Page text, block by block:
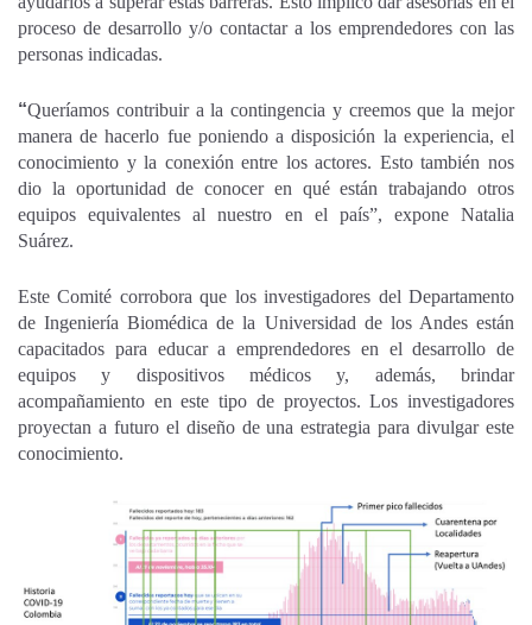
proceso de desarrollo y/o contactar a los emprendedores con las
personas indicadas.
“Queríamos contribuir a la contingencia y creemos que la mejor
manera de hacerlo fue poniendo a disposición la experiencia, el
conocimiento y la conexión entre los actores. Esto también nos
dio la oportunidad de conocer en qué están trabajando otros
equipos equivalentes al nuestro en el país”, expone Natalia
Suárez.
Este Comité corrobora que los investigadores del Departamento
de Ingeniería Biomédica de la Universidad de los Andes están
capacitados para educar a emprendedores en el desarrollo de
equipos y dispositivos médicos y, además, brindar
acompañamiento en este tipo de proyectos. Los investigadores
proyectan a futuro el diseño de una estrategia para divulgar este
conocimiento.